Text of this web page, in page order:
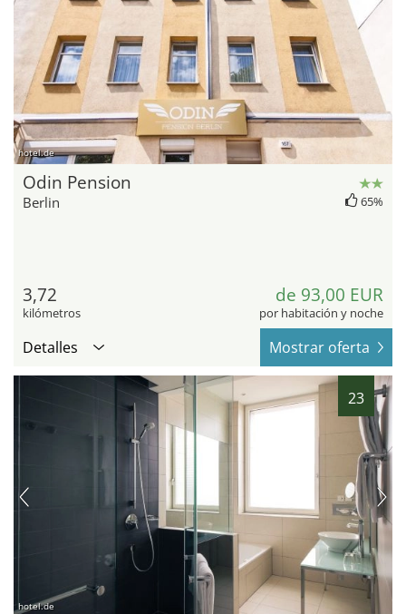
hotel.de
Odin Pension
Berlin 65%
3,72
kilómetros
de 93,00 EUR
por habitación y noche
Detalles Mostrar oferta
23
hotel.de